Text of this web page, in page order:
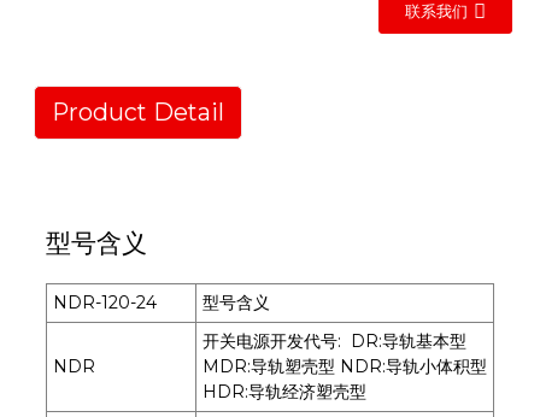
联系我们
Product Detail
型号含义
NDR-120-24 型号含义
NDR
开关电源开发代号: DR:导轨基本型
MDR:导轨塑壳型 NDR:导轨小体积型
HDR:导轨经济塑壳型